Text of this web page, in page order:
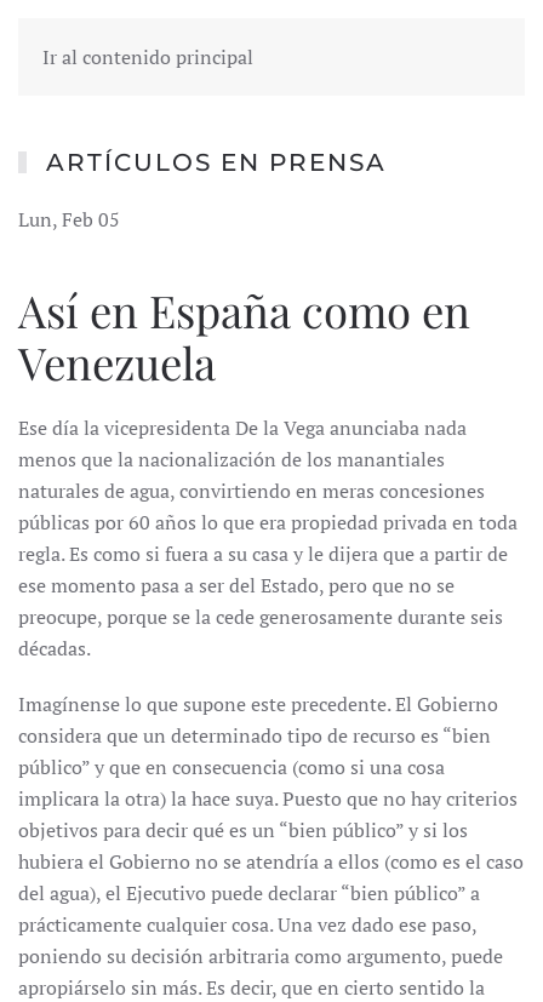
Ir al contenido principal
ARTÍCULOS EN PRENSA
Lun, Feb 05
Así en España como en
Venezuela
Ese día la vicepresidenta De la Vega anunciaba nada
menos que la nacionalización de los manantiales
naturales de agua, convirtiendo en meras concesiones
públicas por 60 años lo que era propiedad privada en toda
regla. Es como si fuera a su casa y le dijera que a partir de
ese momento pasa a ser del Estado, pero que no se
preocupe, porque se la cede generosamente durante seis
décadas.
Imagínense lo que supone este precedente. El Gobierno
considera que un determinado tipo de recurso es “bien
público” y que en consecuencia (como si una cosa
implicara la otra) la hace suya. Puesto que no hay criterios
objetivos para decir qué es un “bien público” y si los
hubiera el Gobierno no se atendría a ellos (como es el caso
del agua), el Ejecutivo puede declarar “bien público” a
prácticamente cualquier cosa. Una vez dado ese paso,
poniendo su decisión arbitraria como argumento, puede
apropiárselo sin más. Es decir, que en cierto sentido la